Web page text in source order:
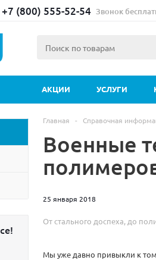
+7 (800) 555-52-54 Звонок
АКЦИИ УСЛУГИ
Главная - Справочная
Военные
25 января 2018
От стального доспеха, до
Мы уже давно привыкли к